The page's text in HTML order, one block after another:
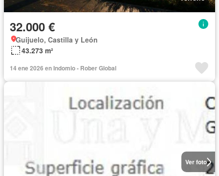
32.000 €
Guijuelo, Castilla y León
43.273 m²
14 ene 2026 en Indomio - Rober Global
Ver foto